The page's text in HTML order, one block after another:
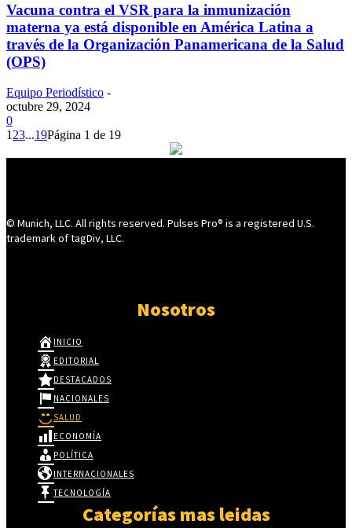
Vacuna contra el VSR para la inmunización
materna ya está disponible en América Latina a
través de la Organización Panamericana de la Salud
(OPS)
Equipo Periodístico -
octubre 29, 2024
0
1 23...19Página 1 de 19
© Munich, LLC. All rights reserved. Pulses Pro® is a registered U.S.
trademark of tagDiv, LLC.
Nosotros
INICIO
EDITORIAL
DESTACADOS
NACIONALES
SALUD
ECONOMÍA
POLÍTICA
INTERNACIONALES
TECNOLOGÍA
Categorías mas leidas